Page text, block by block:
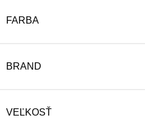
FARBA
BRAND
VEĽKOSŤ